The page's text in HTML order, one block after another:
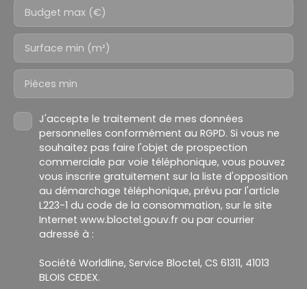
Budget max (€)
Surface min (m²)
Pièces min
J'accepte le traitement de mes données
personnelles conformément au RGPD. Si vous ne
souhaitez pas faire l'objet de prospection
commerciale par voie téléphonique, vous pouvez
vous inscrire gratuitement sur la liste d'opposition
au démarchage téléphonique, prévu par l'article
L223-1 du code de la consommation, sur le site
Internet www.bloctel.gouv.fr ou par courrier
adressé à :
Société Worldline, Service Bloctel, CS 61311, 41013
BLOIS CEDEX.